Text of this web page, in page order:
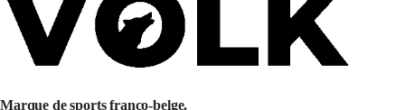
Marque de sports franco-belge.